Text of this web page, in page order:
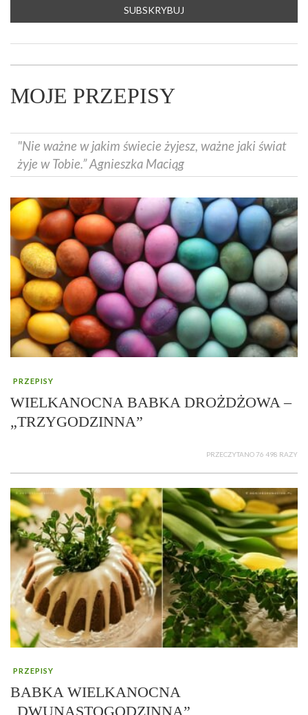
MOJE PRZEPISY
"Nie ważne w jakim świecie żyjesz, ważne jaki świat
żyje w Tobie.” Agnieszka Maciąg
PRZEPISY
WIELKANOCNA BABKA DROŻDŻOWA –
„TRZYGODZINNA”
PRZECZYTANO 76 498 RAZY
PRZEPISY
BABKA WIELKANOCNA
„DWUNASTOGODZINNA”